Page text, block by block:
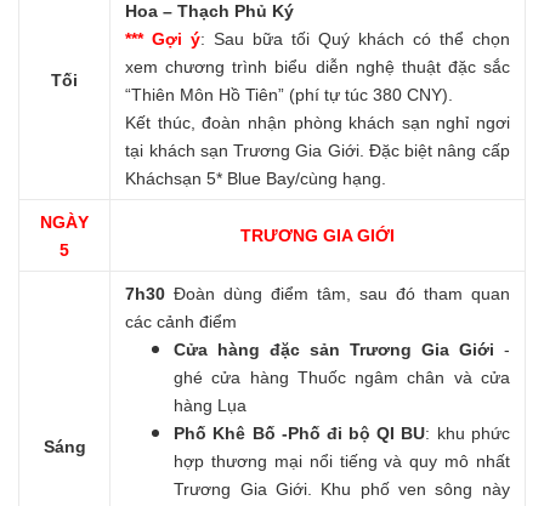
Tối
Hoa – Thạch Phủ Ký
*** Gợi ý: Sau bữa tối Quý khách có thể chọn
xem chương trình biểu diễn nghệ thuật đặc sắc
“Thiên Môn Hồ Tiên” (phí tự túc 380 CNY).
Kết thúc, đoàn nhận phòng khách sạn nghỉ ngơi
tại khách sạn Trương Gia Giới. Đặc biệt nâng cấp
Kháchsạn 5* Blue Bay/cùng hạng.
NGÀY
5
TRƯƠNG GIA GIỚI
Sáng
7h30 Đoàn dùng điểm tâm, sau đó tham quan
các cảnh điểm
Cửa hàng đặc sản Trương Gia Giới -
ghé cửa hàng Thuốc ngâm chân và cửa
hàng Lụa
Phố Khê Bố -Phố đi bộ QI BU: khu phức
hợp thương mại nổi tiếng và quy mô nhất
Trương Gia Giới. Khu phố ven sông này